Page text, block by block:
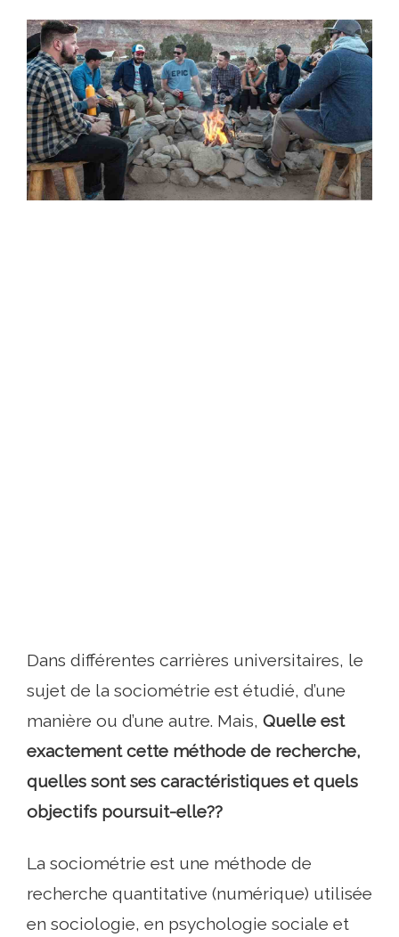
Dans différentes carrières universitaires, le
sujet de la sociométrie est étudié, d’une
manière ou d’une autre. Mais, Quelle est
exactement cette méthode de recherche,
quelles sont ses caractéristiques et quels
objectifs poursuit-elle??
La sociométrie est une méthode de
recherche quantitative (numérique) utilisée
en sociologie, en psychologie sociale et